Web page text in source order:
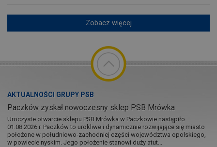
Zobacz więcej
AKTUALNOŚCI GRUPY PSB
Paczków zyskał nowoczesny sklep PSB Mrówka
Uroczyste otwarcie sklepu PSB Mrówka w Paczkowie nastąpiło
01.08.2026 r. Paczków to urokliwe i dynamicznie rozwijające się miasto
położone w południowo-zachodniej części województwa opolskiego,
w powiecie nyskim. Jego położenie stanowi duży atut...